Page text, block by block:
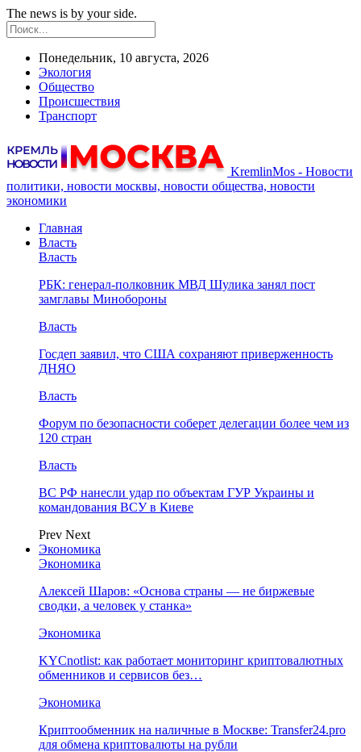
The news is by your side.
Понедельник, 10 августа, 2026
Экология
Общество
Происшествия
Транспорт
KremlinMos - Новости
политики, новости москвы, новости общества, новости
экономики
Главная
Власть
Власть
РБК: генерал-полковник МВД Шулика занял пост
замглавы Минобороны
Власть
Госдеп заявил, что США сохраняют приверженность
ДНЯО
Власть
Форум по безопасности соберет делегации более чем из
120 стран
Власть
ВС РФ нанесли удар по объектам ГУР Украины и
командования ВСУ в Киеве
Prev Next
Экономика
Экономика
Алексей Шаров: «Основа страны — не биржевые
сводки, а человек у станка»
Экономика
KYCnotlist: как работает мониторинг криптовалютных
обменников и сервисов без…
Экономика
Криптообменник на наличные в Москве: Transfer24.pro
для обмена криптовалюты на рубли